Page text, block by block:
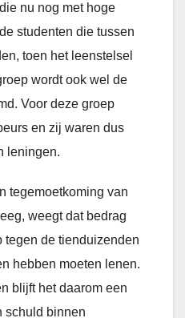
nu nog met hoge
studenten die tussen
toen het leenstelsel
wordt ook wel de
Voor deze groep
en zij waren dus
leningen.
tegemoetkoming van
weegt dat bedrag
tegen de tienduizenden
hebben moeten lenen.
blijft het daarom een
schuld binnen